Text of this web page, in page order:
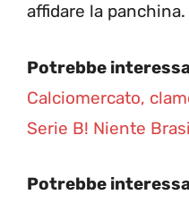
affidare la panchina.
Potrebbe
Calciomercato,
Serie B! Niente
Potrebbe